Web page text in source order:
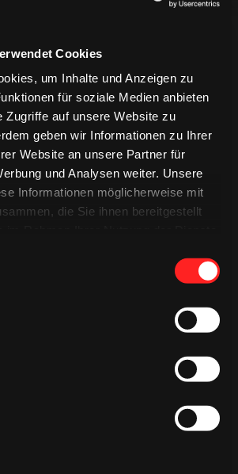
Cookies
um Inhalte und Anzeigen zu
für soziale Medien anbieten
Zugriffe auf unsere Website zu
geben wir Informationen zu Ihrer
Website an unsere Partner für
und Analysen weiter. Unsere
Informationen möglicherweise mit
die Sie ihnen bereitgestellt
LIVETICKER
PREGAME QUIZ
MINIGAME